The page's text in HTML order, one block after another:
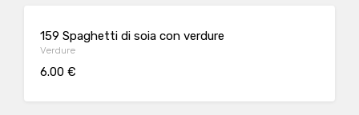
159 Spaghetti di soia con verdure
Verdure
6.00 €